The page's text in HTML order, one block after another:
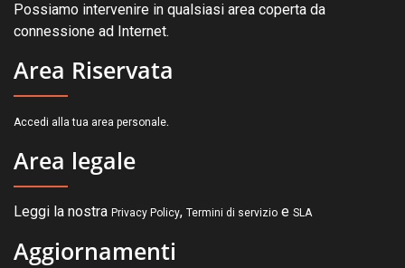
Possiamo intervenire in qualsiasi area coperta da
connessione ad Internet.
Area Riservata
Accedi alla tua area personale.
Area legale
Leggi la nostra Privacy Policy, Termini di servizio e SLA
Aggiornamenti